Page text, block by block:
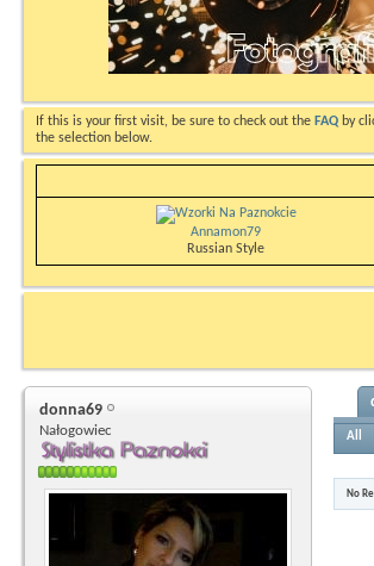
If this is your first visit, be sure to check out the FAQ by
the selection below.
Annamon79
Russian Style
donna69
Nałogowiec All
No